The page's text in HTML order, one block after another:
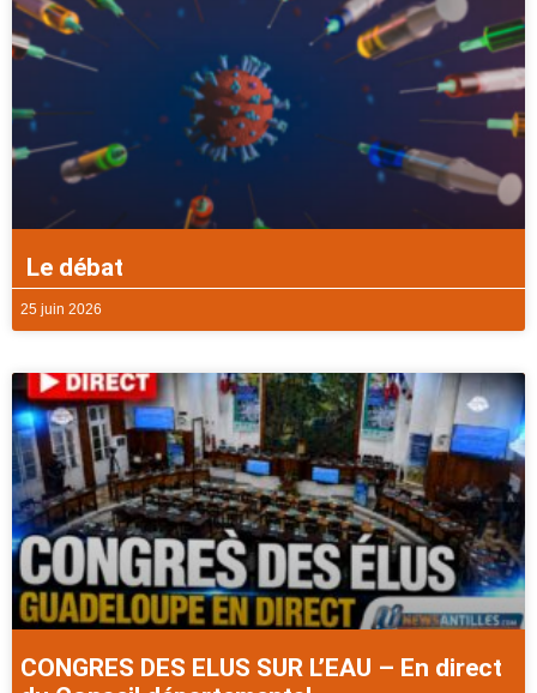
Le débat
25 juin 2026
CONGRES DES ELUS SUR L’EAU – En direct